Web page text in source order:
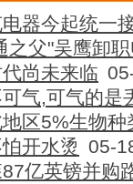
器今起统一
之父"吴鹰卸
尚未来临
气,可气的是
区5%生物种
开水烫 05-
亿英镑并购